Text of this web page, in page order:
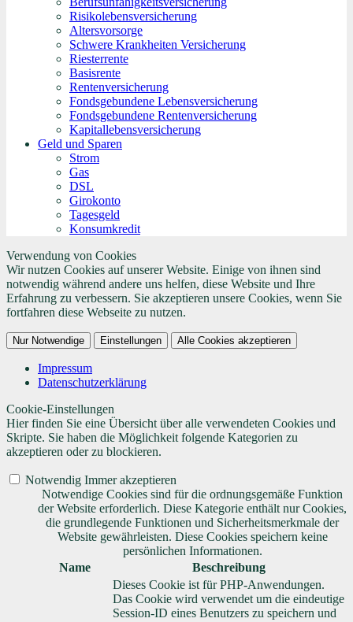
Risikolebensversicherung
Altersvorsorge
Schwere Krankheiten Versicherung
Riesterrente
Basisrente
Rentenversicherung
Fondsgebundene Lebensversicherung
Fondsgebundene Rentenversicherung
Kapitallebensversicherung
Geld und Sparen
Strom
Gas
DSL
Girokonto
Tagesgeld
Konsumkredit
Verwendung von Cookies
Wir nutzen Cookies auf unserer Website. Einige von ihnen sind
notwendig während andere uns helfen, diese Website und Ihre
Erfahrung zu verbessern. Sie akzeptieren unsere Cookies, wenn Sie
fortfahren diese Webseite zu nutzen.
Nur Notwendige Einstellungen Alle Cookies akzeptieren
Impressum
Datenschutzerklärung
Cookie-Einstellungen
Hier finden Sie eine Übersicht über alle verwendeten Cookies und
Skripte. Sie haben die Möglichkeit folgende Kategorien zu
akzeptieren oder zu blockieren.
Notwendig Immer akzeptieren
Notwendige Cookies sind für die ordnungsgemäße Funktion
der Website erforderlich. Diese Kategorie enthält nur Cookies,
die grundlegende Funktionen und Sicherheitsmerkmale der
Website gewährleisten. Diese Cookies speichern keine
persönlichen Informationen.
Name
Beschreibung
Dieses Cookie ist für PHP-Anwendungen.
Das Cookie wird verwendet um die eindeutige
Session-ID eines Benutzers zu speichern und